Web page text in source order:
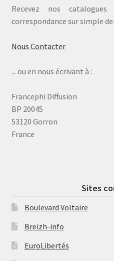
Recevez nos
correspondance sur simple
Nous Contacter
... ou en nous écrivant à :
Francephi Diffusion
BP 20045
53120 Gorron
France
Sites
Boulevard Voltaire
Breizh-info
EuroLibertés